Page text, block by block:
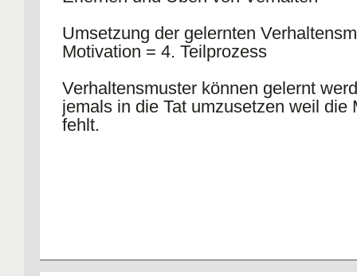
Umsetzung der gelernten
Motivation = 4. Teilprozess
Verhaltensmuster können gelernt
jemals in die Tat umzusetzen weil die
fehlt.